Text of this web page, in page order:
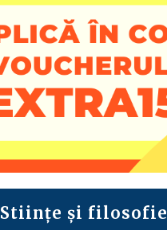
Stiințe și filosofie